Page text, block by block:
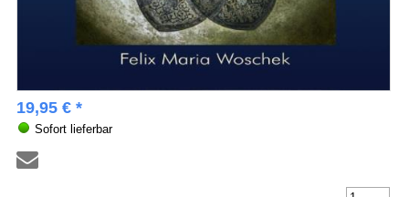
19,95 € *
Sofort lieferbar